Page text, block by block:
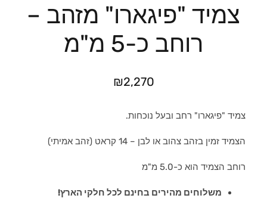
צמיד "פיגארו" מזהב –
רוחב כ-5 מ"מ
₪2,270
צמיד "פיגארו" רחב ובעל נוכחות.
הצמיד זמין בזהב צהוב או לבן – 14 קראט (זהב אמיתי)
רוחב הצמיד הוא כ-5.0 מ"מ
משלוחים מהירים בחינם לכל חלקי הארץ!